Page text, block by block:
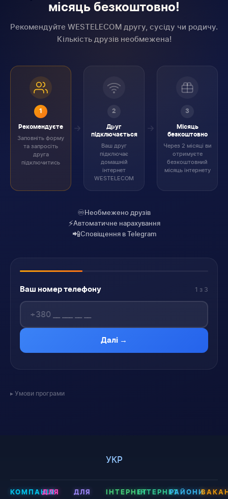
місяць безкоштовно!
Рекомендуйте WESTELECOM другу, сусіду чи родичу.
Кількість друзів необмежена!
1
Рекомендуєте
Заповніть форму
та запросіть
друга
підключитись
2
Друг
підключається
Ваш друг
підключає
домашній
інтернет
WESTELECOM
3
Місяць
безкоштовно
Через 2 місяці ви
отримуєте
безкоштовний
місяць інтернету
♾️Необмежено друзів
⚡Автоматичне нарахування
📲Сповіщення в Telegram
Ваш номер телефону 1 з 3
Далі →
Умови програми
УКР
КОМПАНІЯ
ДЛЯ ДЛЯ ІНТЕРНЕТІНТЕРНЕТРАЙОНИ